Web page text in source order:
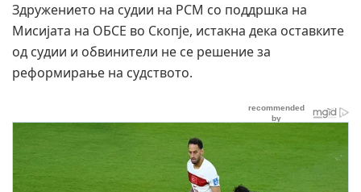
Здружението на судии на РСМ со поддршка на
Мисијата на ОБСЕ во Скопје, истакна дека оставките
од судии и обвинители не се решение за
реформирање на судството.